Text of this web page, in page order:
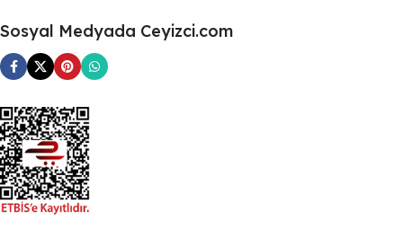
Sosyal Medyada Ceyizci.com